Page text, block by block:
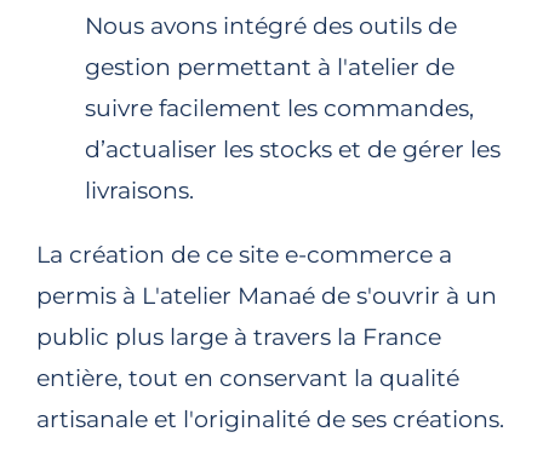
Nous avons intégré des outils de
gestion permettant à l'atelier de
suivre facilement les commandes,
d’actualiser les stocks et de gérer les
livraisons.
La création de ce site e-commerce a
permis à L'atelier Manaé de s'ouvrir à un
public plus large à travers la France
entière, tout en conservant la qualité
artisanale et l'originalité de ses créations.